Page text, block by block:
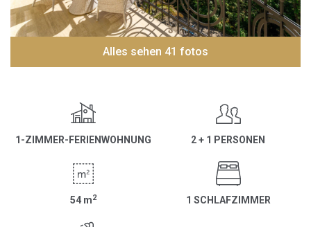
Alles sehen 41 fotos
1-ZIMMER-FERIENWOHNUNG 2 + 1 PERSONEN
54 m2 1 SCHLAFZIMMER